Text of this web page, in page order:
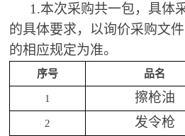
1 .本次采购共一包，具体
的具体要求，以询价采购文
的相应规定为准。
序号 品名
1 擦枪油
2 发令枪